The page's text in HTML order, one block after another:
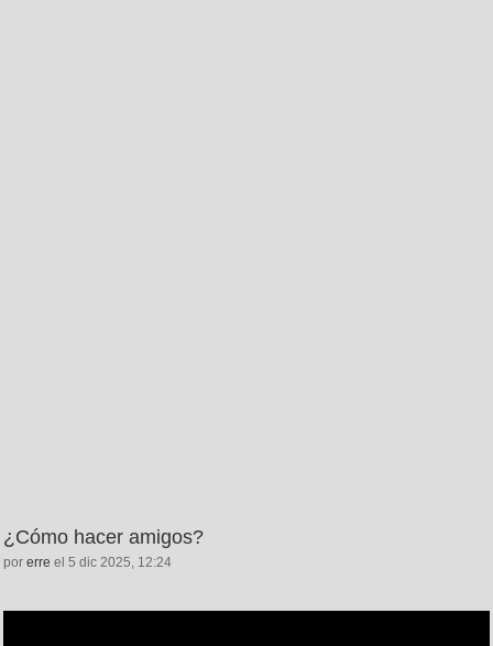
¿Cómo hacer amigos?
por erre el 5 dic 2025, 12:24